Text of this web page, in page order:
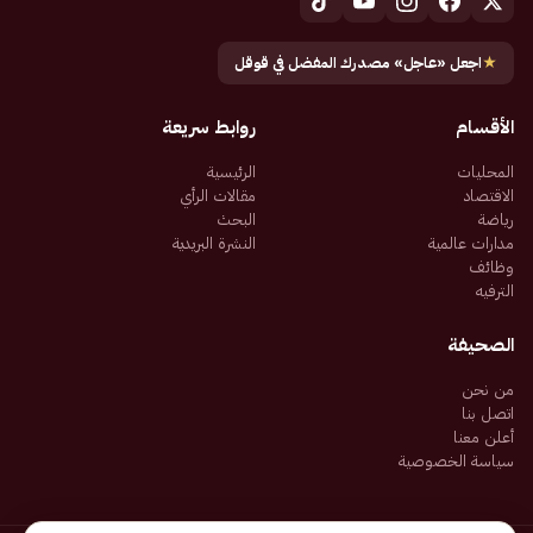
★اجعل «عاجل» مصدرك المفضل في قوقل
الأقسام
المحليات
الاقتصاد
رياضة
مدارات عالمية
وظائف
الترفيه
روابط سريعة
الرئيسية
مقالات الرأي
البحث
النشرة البريدية
الصحيفة
من نحن
اتصل بنا
أعلن معنا
سياسة الخصوصية